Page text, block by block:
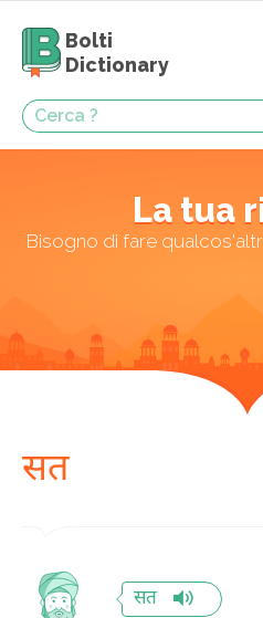
Bolti
Dictionary
La tua
Bisogno di fare
सत
सत